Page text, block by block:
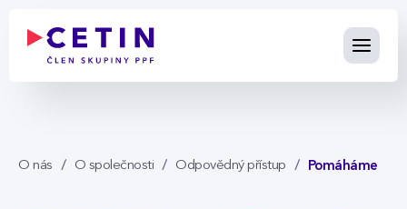
O nás O společnosti Odpovědný přístup Pomáháme